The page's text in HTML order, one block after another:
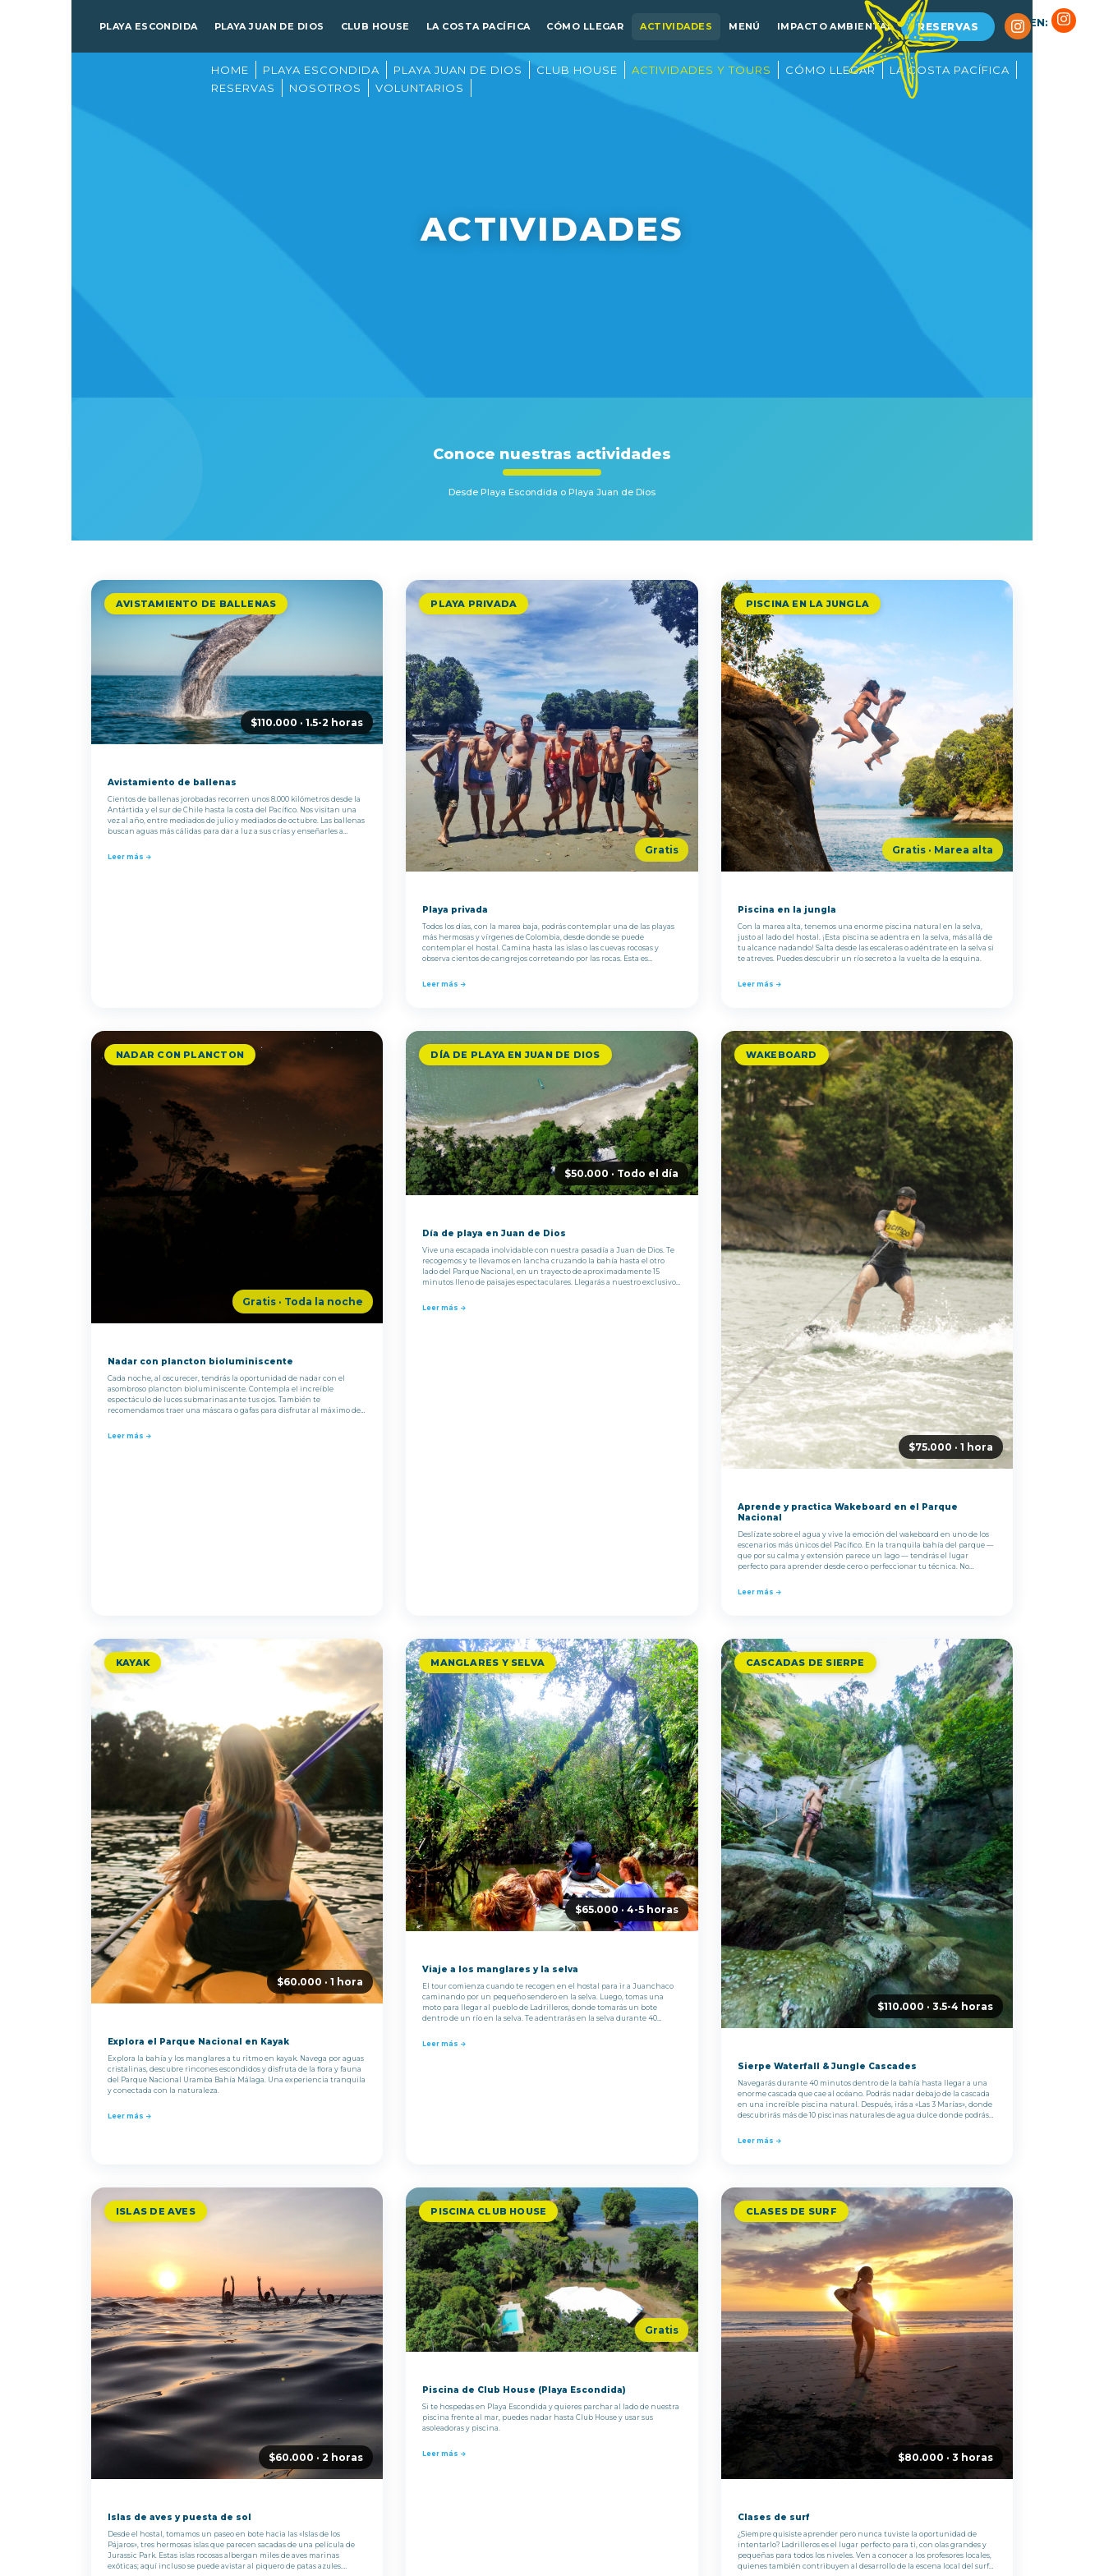
Nosotros
Impacto ambiental
SÍGUENOS EN:
HOME PLAYA ESCONDIDA PLAYA JUAN DE DIOS CLUB HOUSE ACTIVIDADES Y TOURS CÓMO LLEGAR
LA COSTA PACÍFICA
RESERVAS
NOSOTROS VOLUNTARIOS
PLAYA ESCONDIDA PLAYA JUAN DE DIOS CLUB HOUSE LA COSTA PACÍFICA CÓMO LLEGAR ACTIVIDADES MENÚ IMPACTO AMBIENTAL RESERVAS
ACTIVIDADES
Conoce nuestras actividades
Desde Playa Escondida o Playa Juan de Dios
AVISTAMIENTO DE BALLENAS
$110.000 · 1.5-2 horas
Avistamiento de ballenas
Cientos de ballenas jorobadas recorren unos 8.000 kilómetros desde la
Antártida y el sur de Chile hasta la costa del Pacífico. Nos visitan una
vez al año, entre mediados de julio y mediados de octubre. Las ballenas
buscan aguas más cálidas para dar a luz a sus crías y enseñarles a
Leer más →
PLAYA PRIVADA
Gratis
Playa privada
Todos los días, con la marea baja, podrás contemplar una de las playas
más hermosas y vírgenes de Colombia, desde donde se puede
contemplar el hostal. Camina hasta las islas o las cuevas rocosas y
observa cientos de cangrejos correteando por las rocas. Esta es
Leer más →
PISCINA EN LA JUNGLA
Gratis · Marea alta
Piscina en la jungla
Con la marea alta, tenemos una enorme piscina natural en la selva,
justo al lado del hostal. ¡Esta piscina se adentra en la selva, más allá de
tu alcance nadando! Salta desde las escaleras o adéntrate en la selva si
te atreves. Puedes descubrir un río secreto a la vuelta de la esquina.
Leer más →
NADAR CON PLANCTON
Gratis · Toda la noche
Nadar con plancton bioluminiscente
Cada noche, al oscurecer, tendrás la oportunidad de nadar con el
asombroso plancton bioluminiscente. Contempla el increíble
espectáculo de luces submarinas ante tus ojos. También te
recomendamos traer una máscara o gafas para disfrutar al máximo de
Leer más →
DÍA DE PLAYA EN JUAN DE DIOS
$50.000 · Todo el día
Día de playa en Juan de Dios
Vive una escapada inolvidable con nuestra pasadía a Juan de Dios. Te
recogemos y te llevamos en lancha cruzando la bahía hasta el otro
lado del Parque Nacional, en un trayecto de aproximadamente 15
minutos lleno de paisajes espectaculares. Llegarás a nuestro exclusivo
parque.
Leer más →
WAKEBOARD
$75.000 · 1 hora
Aprende y practica Wakeboard en el Parque
Nacional
Deslízate sobre el agua y vive la emoción del wakeboard en uno de los
escenarios más únicos del Pacífico. En la tranquila bahía del parque —
que por su calma y extensión parece un lago — tendrás el lugar
perfecto para aprender desde cero o perfeccionar tu técnica. No
Leer más →
KAYAK
$60.000 · 1 hora
Explora el Parque Nacional en Kayak
Explora la bahía y los manglares a tu ritmo en kayak. Navega por aguas
cristalinas, descubre rincones escondidos y disfruta de la flora y fauna
del Parque Nacional Uramba Bahía Málaga. Una experiencia tranquila
y conectada con la naturaleza.
Leer más →
MANGLARES Y SELVA
$65.000 · 4-5 horas
Viaje a los manglares y la selva
El tour comienza cuando te recogen en el hostal para ir a Juanchaco
caminando por un pequeño sendero en la selva. Luego, tomas una
moto para llegar al pueblo de Ladrilleros, donde tomarás un bote
dentro de un río en la selva. Te adentrarás en la selva durante 40
en bote.
Leer más →
CASCADAS DE SIERPE
$110.000 · 3.5-4 horas
Sierpe Waterfall & Jungle Cascades
Navegarás durante 40 minutos dentro de la bahía hasta llegar a una
enorme cascada que cae al océano. Podrás nadar debajo de la cascada
en una increíble piscina natural. Después, irás a «Las 3 Marías», donde
descubrirás más de 10 piscinas naturales de agua dulce donde podrás
Leer más →
ISLAS DE AVES
$60.000 · 2 horas
Islas de aves y puesta de sol
Desde el hostal, tomamos un paseo en bote hacia las «Islas de los
Pájaros», tres hermosas islas que parecen sacadas de una película de
Jurassic Park. Estas islas rocosas albergan miles de aves marinas
exóticas; aquí incluso se puede avistar al piquero de patas azules.
PISCINA CLUB HOUSE
Gratis
Piscina de Club House (Playa Escondida)
Si te hospedas en Playa Escondida y quieres parchar al lado de nuestra
piscina frente al mar, puedes nadar hasta Club House y usar sus
asoleadoras y piscina.
Leer más →
CLASES DE SURF
$80.000 · 3 horas
Clases de surf
¿Siempre quisiste aprender pero nunca tuviste la oportunidad de
intentarlo? Ladrilleros es el lugar perfecto para ti, con olas grandes y
pequeñas para todos los niveles. Ven a conocer a los profesores locales,
quienes también contribuyen al desarrollo de la escena local del surf